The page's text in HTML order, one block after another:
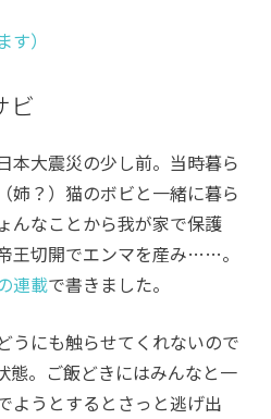
）
ビ
本大震災の少し前。当時暮ら
姉？）猫のボビと一緒に暮ら
んなことから我が家で保護
王切開でエンマを産み……。
連載で書きました。
うにも触らせてくれないので
態。ご飯どきにはみんなと一
ようとするとさっと逃げ出